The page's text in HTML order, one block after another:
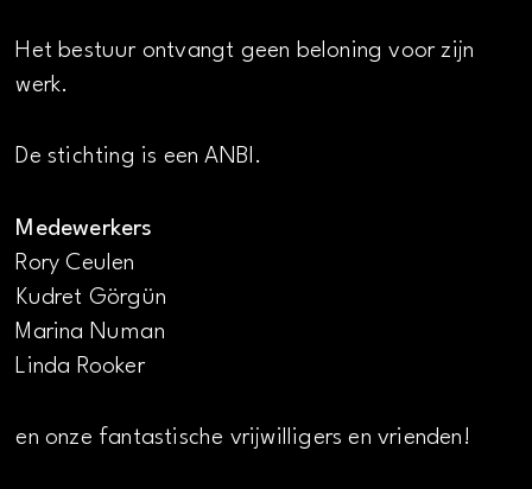
Het bestuur ontvangt geen beloning voor zijn
werk.
De stichting is een ANBI.
Medewerkers
Rory Ceulen
Kudret Görgün
Marina Numan
Linda Rooker
en onze fantastische vrijwilligers en vrienden!